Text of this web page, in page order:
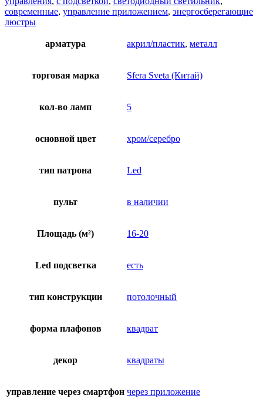
современные, управление приложением, энергосберегающие
люстры
арматура акрил/пластик, металл
торговая марка Sfera Sveta (Китай)
кол-во ламп 5
основной цвет хром/серебро
тип патрона Led
пульт в наличии
Площадь (м²) 16-20
Led подсветка есть
тип конструкции потолочный
форма плафонов квадрат
декор квадраты
управление через смартфон через приложение